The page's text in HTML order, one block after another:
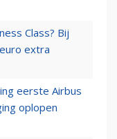
Class? Bij
extra
eerste Airbus
oplopen